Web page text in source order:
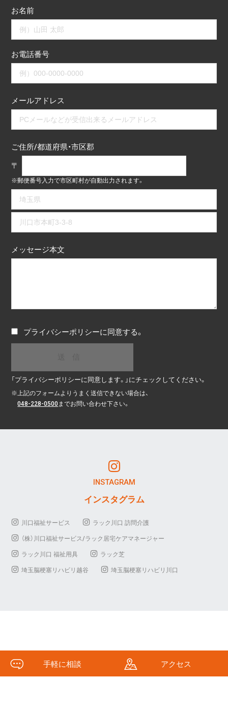
お名前
お電話番号
メールアドレス
ご住所/都道府県・市区郡
〒
※郵便番号入力で市区町村が自動出力されます。
メッセージ本文
プライバシーポリシーに同意する。
「プライバシーポリシーに同意します。」にチェックしてください。
※上記のフォームよりうまく送信できない場合は、
048-228-0500までお問い合わせ下さい。
INSTAGRAM
インスタグラム
川口福祉サービス
ラック川口 訪問介護
（株）川口福祉サービス/ラック居宅ケアマネージャー
ラック川口 福祉用具
ラック芝
埼玉脳梗塞リハビリ越谷
埼玉脳梗塞リハビリ川口
手軽に相談 アクセス